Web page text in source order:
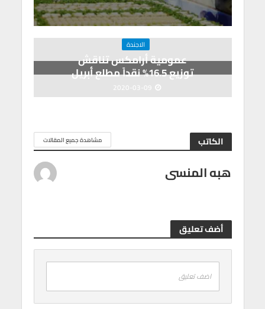
الاجندة
عمومية أرامكس تناقش
توزيع 16.5% نقداً مطلع أبريل
2020-03-09
الكاتب مشاهدة جميع المقالات
هبه المنسى
أضف تعليق
اضف تعليق